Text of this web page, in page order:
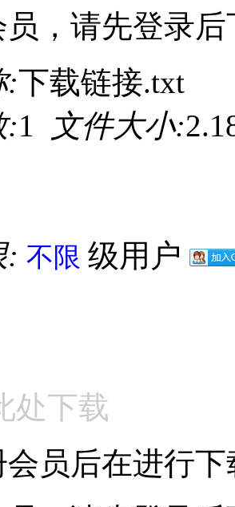
员，请先登录后
:下载链接.txt
:1 文件大小:
: 不限 级用户
处下载
员后在进行下